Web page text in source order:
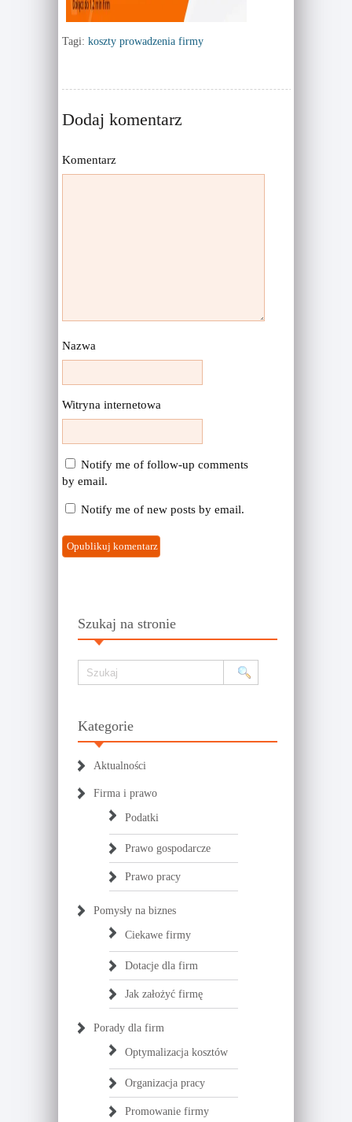
Tagi: koszty prowadzenia firmy
Dodaj komentarz
Komentarz
Nazwa
Witryna internetowa
Notify me of follow-up comments
by email.
Notify me of new posts by email.
Szukaj na stronie
Kategorie
Aktualności
Firma i prawo
Podatki
Prawo gospodarcze
Prawo pracy
Pomysły na biznes
Ciekawe firmy
Dotacje dla firm
Jak założyć firmę
Porady dla firm
Optymalizacja kosztów
Organizacja pracy
Promowanie firmy